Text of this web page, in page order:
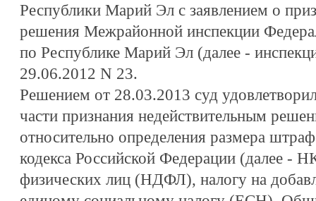
Республики Марий Эл с заявлением о
решения Межрайонной инспекции
по Республике Марий Эл (далее -
29.06.2012 N 23.
Решением от 28.03.2013 суд
части признания недействительным
относительно определения размера
кодекса Российской Федерации (далее -
физических лиц (НДФЛ), налогу на